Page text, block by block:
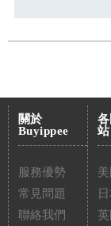
關於
Buyippee
服務優勢
常見問題
聯絡我們
站